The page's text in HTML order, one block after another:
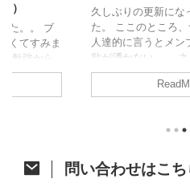
）
た。。 ブ
くてすみま
勉強から
久しぶりの
参加者は
恵まれた
久しぶりの更新にな
た。 ここのところ
人達的に言うとメン
欲が湧かない。。
しずつ頑張って消化
て、今回はジャパン
ジャパンキャンピン
ちらっと触れた前回
す。 レール購入か
問い合わせはこち